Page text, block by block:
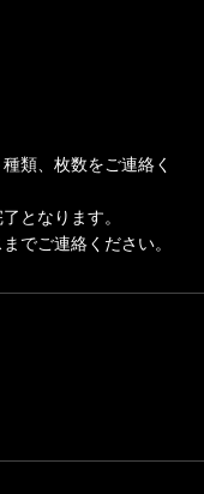
類、枚数をご連絡く
となります。
でご連絡ください。